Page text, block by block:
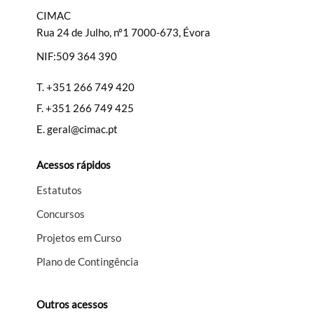
CIMAC
Rua 24 de Julho, nº1 7000-673, Évora
NIF:509 364 390
T.+351 266 749 420
F.+351 266 749 425
E.geral@cimac.pt
Acessos rápidos
Estatutos
Concursos
Projetos em Curso
Plano de Contingência
Outros acessos